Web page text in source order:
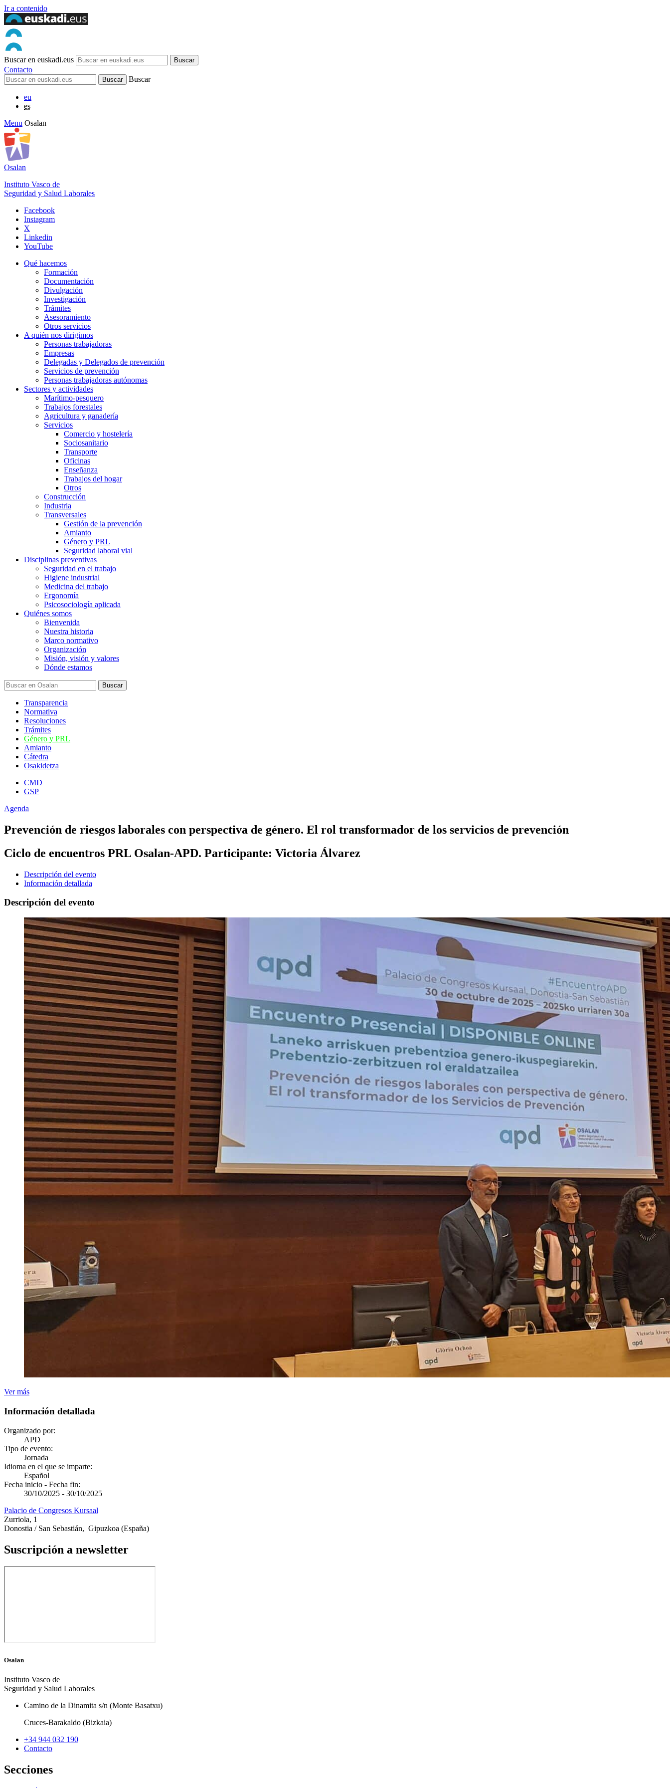
Ir a contenido
Buscar en euskadi.eus
Contacto
Buscar
eu
es
Menu Osalan
Osalan
Instituto Vasco de
Seguridad y Salud Laborales
Facebook
Instagram
X
Linkedin
YouTube
Qué hacemos
Formación
Documentación
Divulgación
Investigación
Trámites
Asesoramiento
Otros servicios
A quién nos dirigimos
Personas trabajadoras
Empresas
Delegadas y Delegados de prevención
Servicios de prevención
Personas trabajadoras autónomas
Sectores y actividades
Marítimo-pesquero
Trabajos forestales
Agricultura y ganadería
Servicios
Comercio y hostelería
Sociosanitario
Transporte
Oficinas
Enseñanza
Trabajos del hogar
Otros
Construcción
Industria
Transversales
Gestión de la prevención
Amianto
Género y PRL
Seguridad laboral vial
Disciplinas preventivas
Seguridad en el trabajo
Higiene industrial
Medicina del trabajo
Ergonomía
Psicosociología aplicada
Quiénes somos
Bienvenida
Nuestra historia
Marco normativo
Organización
Misión, visión y valores
Dónde estamos
Transparencia
Normativa
Resoluciones
Trámites
Género y PRL
Amianto
Cátedra
Osakidetza
CMD
GSP
Agenda
Prevención de riesgos laborales con perspectiva de género. El rol transformador de los servicios de prevención
Ciclo de encuentros PRL Osalan-APD. Participante: Victoria Álvarez
Descripción del evento
Información detallada
Descripción del evento
Ver más
Información detallada
Organizado por:
APD
Tipo de evento:
Jornada
Idioma en el que se imparte:
Español
Fecha inicio - Fecha fin:
30/10/2025 - 30/10/2025
Palacio de Congresos Kursaal
Zurriola, 1
Donostia / San Sebastián, Gipuzkoa (España)
Suscripción a newsletter
Osalan
Instituto Vasco de
Seguridad y Salud Laborales
Camino de la Dinamita s/n (Monte Basatxu)
Cruces-Barakaldo (Bizkaia)
+34 944 032 190
Contacto
Secciones